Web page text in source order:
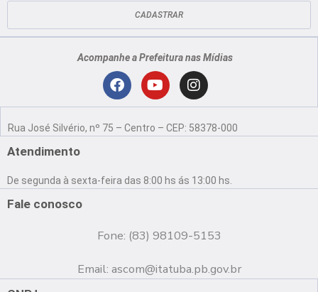
CADASTRAR
Acompanhe a Prefeitura nas Mídias
F
c
o
o
Y
u
b
e
I
n
s
g
r
Rua José Silvério, nº 75 – Centro – CEP: 58378-000
Atendimento
De segunda à sexta-feira das 8:00 hs ás 13:00 hs.
Fale conosco
Fone: (83) 98109-5153
Email: ascom@itatuba.pb.gov.br